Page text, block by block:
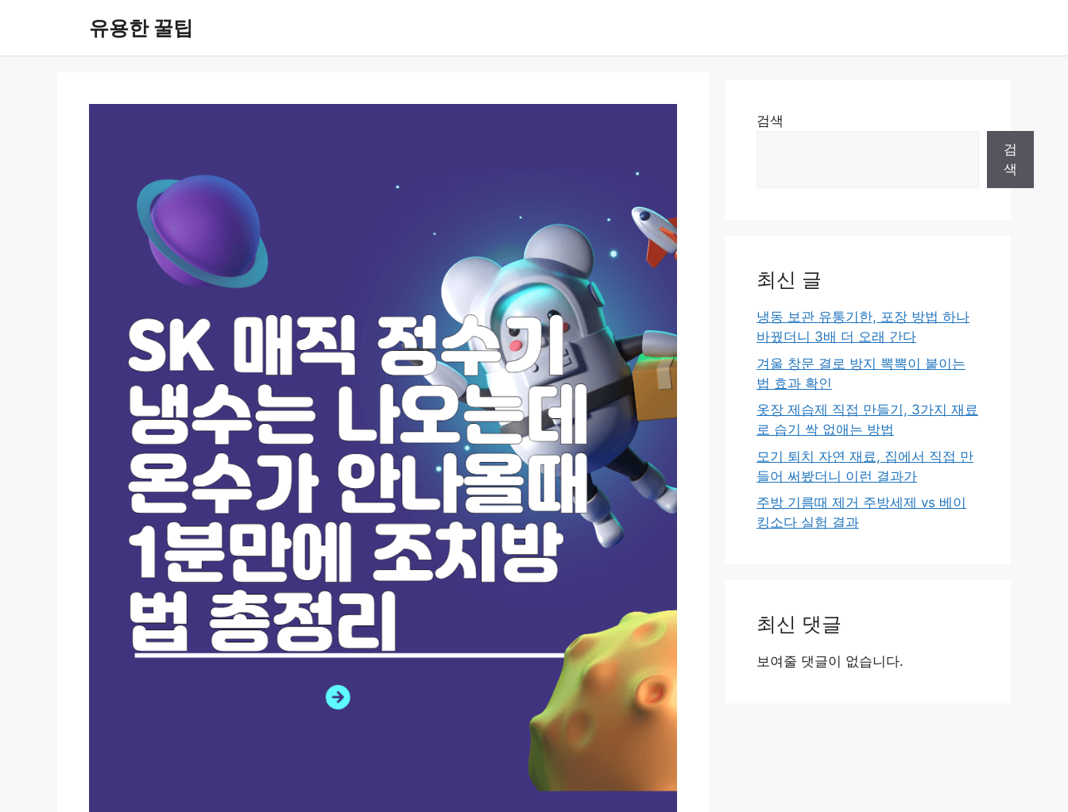
유용한 꿀팁
검색
검
색
최신 글
냉동 보관 유통기한, 포장 방법 하나
바꿨더니 3배 더 오래 간다
겨울 창문 결로 방지 뽁뽁이 붙이는
법 효과 확인
옷장 제습제 직접 만들기, 3가지 재료
로 습기 싹 없애는 방법
모기 퇴치 자연 재료, 집에서 직접 만
들어 써봤더니 이런 결과가
주방 기름때 제거 주방세제 vs 베이
킹소다 실험 결과
최신 댓글
보여줄 댓글이 없습니다.